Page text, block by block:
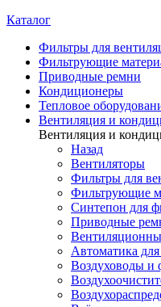
Каталог
Фильтры для
Фильтрующие
Приводные ремни
Кондиционеры
Тепловое
Вентиляция и
Вентиляция и
Назад
Вентиляторы
Фильтры для
Фильтрующие
Синтепон для
Приводные
Автоматика
Воздуховоды и